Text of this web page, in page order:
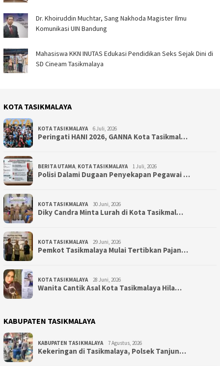
Dr. Khoiruddin Muchtar, Sang Nakhoda Magister Ilmu
Komunikasi UIN Bandung
Mahasiswa KKN INUTAS Edukasi Pendidikan Seks Sejak Dini di
SD Cineam Tasikmalaya
KOTA TASIKMALAYA
KOTA TASIKMALAYA 6 Juli, 2026
Peringati HANI 2026, GANNA Kota Tasikmal…
BERITA UTAMA KOTA TASIKMALAYA 1 Juli, 2026
Polisi Dalami Dugaan Penyekapan Pegawai …
KOTA TASIKMALAYA 30 Juni, 2026
Diky Candra Minta Lurah di Kota Tasikmal…
KOTA TASIKMALAYA 29 Juni, 2026
Pemkot Tasikmalaya Mulai Tertibkan Pajan…
KOTA TASIKMALAYA 28 Juni, 2026
Wanita Cantik Asal Kota Tasikmalaya Hila…
KABUPATEN TASIKMALAYA
KABUPATEN TASIKMALAYA 7 Agustus, 2026
Kekeringan di Tasikmalaya, Polsek Tanjun…